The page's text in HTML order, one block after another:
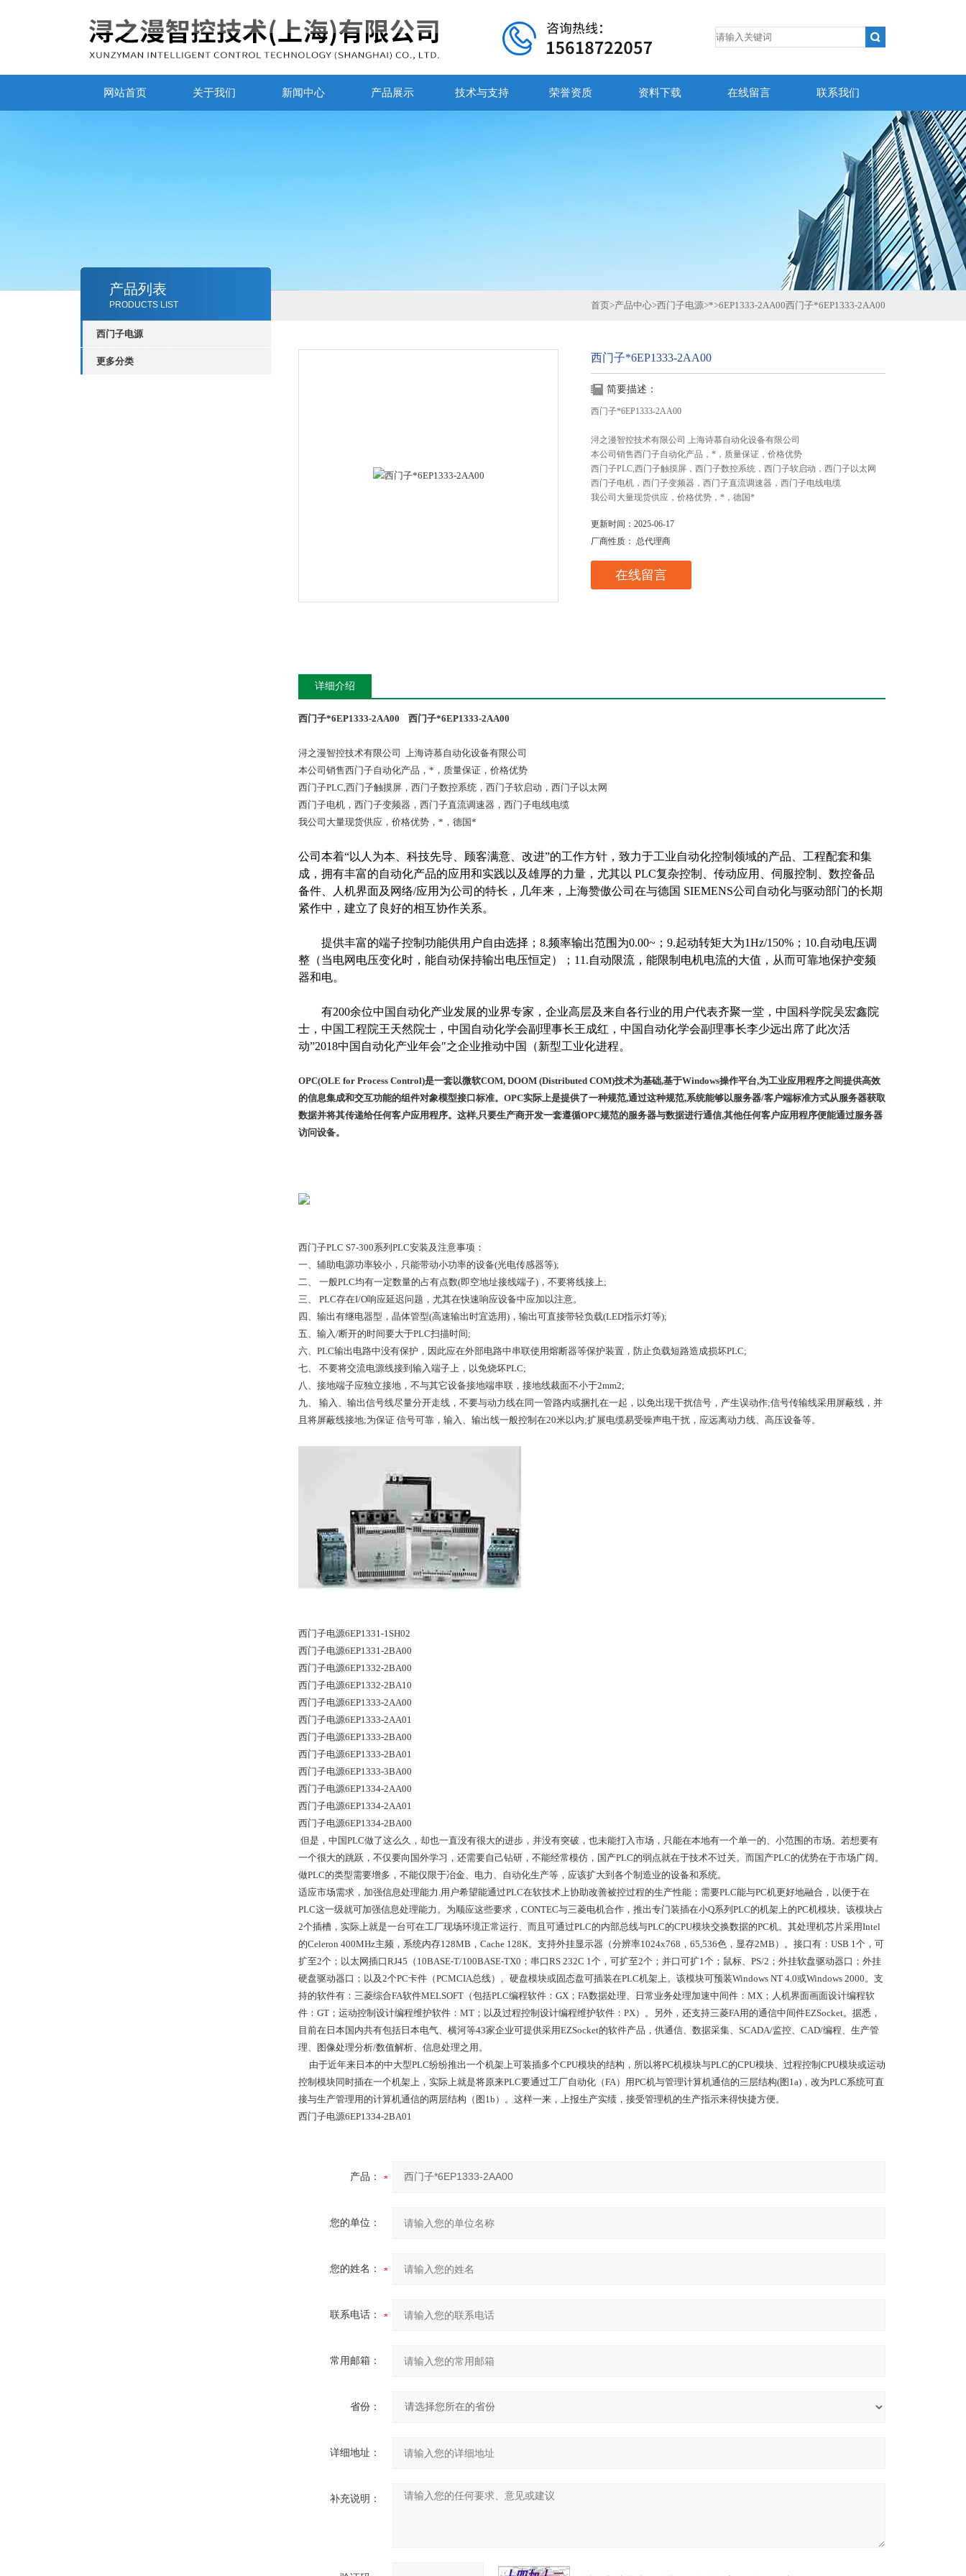
网站首页 关于我们 新闻中心 产品展示 技术与支持 荣誉资质 资料下载 在线留言 联系我们
产品列表
PRODUCTS LIST
西门子电源
更多分类
首页>产品中心>西门子电源>*>6EP1333-2AA00西门子*6EP1333-2AA00
西门子*6EP1333-2AA00
简要描述：
西门子*6EP1333-2AA00
浔之漫智控技术有限公司 上海诗慕自动化设备有限公司
本公司销售西门子自动化产品，*，质量保证，价格优势
西门子PLC,西门子触摸屏，西门子数控系统，西门子软启动，西门子以太网
西门子电机，西门子变频器，西门子直流调速器，西门子电线电缆
我公司大量现货供应，价格优势，*，德国*
更新时间：2025-06-17
厂商性质： 总代理商
在线留言
详细介绍
西门子*6EP1333-2AA00 西门子*6EP1333-2AA00
浔之漫智控技术有限公司 上海诗慕自动化设备有限公司
本公司销售西门子自动化产品，*，质量保证，价格优势
西门子PLC,西门子触摸屏，西门子数控系统，西门子软启动，西门子以太网
西门子电机，西门子变频器，西门子直流调速器，西门子电线电缆
我公司大量现货供应，价格优势，*，德国*
公司本着“以人为本、科技先导、顾客满意、改进”的工作方针，致力于工业自动化控制领域的产品、工程配套和集
成，拥有丰富的自动化产品的应用和实践以及雄厚的力量，尤其以 PLC复杂控制、传动应用、伺服控制、数控备品
备件、人机界面及网络/应用为公司的特长，几年来，上海赞傲公司在与德国 SIEMENS公司自动化与驱动部门的长期
紧作中，建立了良好的相互协作关系。
提供丰富的端子控制功能供用户自由选择；8.频率输出范围为0.00~；9.起动转矩大为1Hz/150%；10.自动电压调
整（当电网电压变化时，能自动保持输出电压恒定）；11.自动限流，能限制电机电流的大值，从而可靠地保护变频
器和电。
有200余位中国自动化产业发展的业界专家，企业高层及来自各行业的用户代表齐聚一堂，中国科学院吴宏鑫院
士，中国工程院王天然院士，中国自动化学会副理事长王成红，中国自动化学会副理事长李少远出席了此次活
动”2018中国自动化产业年会"之企业推动中国（新型工业化进程。
OPC(OLE for Process Control)是一套以微软COM, DOOM (Distributed COM)技术为基础,基于Windows操作平台,为工业应用程序之间提供高效
的信息集成和交互功能的组件对象模型接口标准。OPC实际上是提供了一种规范,通过这种规范,系统能够以服务器/客户端标准方式从服务器获取
数据并将其传递给任何客户应用程序。这样,只要生产商开发一套遵循OPC规范的服务器与数据进行通信,其他任何客户应用程序便能通过服务器
访问设备。
西门子PLC S7-300系列PLC安装及注意事项：
一、辅助电源功率较小，只能带动小功率的设备(光电传感器等);
二、 一般PLC均有一定数量的占有点数(即空地址接线端子)，不要将线接上;
三、 PLC存在I/O响应延迟问题，尤其在快速响应设备中应加以注意。
四、输出有继电器型，晶体管型(高速输出时宜选用)，输出可直接带轻负载(LED指示灯等);
五、输入/断开的时间要大于PLC扫描时间;
六、PLC输出电路中没有保护，因此应在外部电路中串联使用熔断器等保护装置，防止负载短路造成损坏PLC;
七、 不要将交流电源线接到输入端子上，以免烧坏PLC;
八、接地端子应独立接地，不与其它设备接地端串联，接地线裁面不小于2mm2;
九、 输入、输出信号线尽量分开走线，不要与动力线在同一管路内或捆扎在一起，以免出现干扰信号，产生误动作;信号传输线采用屏蔽线，并
且将屏蔽线接地;为保证 信号可靠，输入、输出线一般控制在20米以内;扩展电缆易受噪声电干扰，应远离动力线、高压设备等。
西门子电源6EP1331-1SH02
西门子电源6EP1331-2BA00
西门子电源6EP1332-2BA00
西门子电源6EP1332-2BA10
西门子电源6EP1333-2AA00
西门子电源6EP1333-2AA01
西门子电源6EP1333-2BA00
西门子电源6EP1333-2BA01
西门子电源6EP1333-3BA00
西门子电源6EP1334-2AA00
西门子电源6EP1334-2AA01
西门子电源6EP1334-2BA00
但是，中国PLC做了这么久，却也一直没有很大的进步，并没有突破，也未能打入市场，只能在本地有一个单一的、小范围的市场。若想要有
一个很大的跳跃，不仅要向国外学习，还需要自己钻研，不能经常模仿，国产PLC的弱点就在于技术不过关。而国产PLC的优势在于市场广阔。
做PLC的类型需要增多，不能仅限于冶金、电力、自动化生产等，应该扩大到各个制造业的设备和系统。
适应市场需求，加强信息处理能力.用户希望能通过PLC在软技术上协助改善被控过程的生产性能；需要PLC能与PC机更好地融合，以便于在
PLC这一级就可加强信息处理能力。为顺应这些要求，CONTEC与三菱电机合作，推出专门装插在小Q系列PLC的机架上的PC机模块。该模块占
2个插槽，实际上就是一台可在工厂现场环境正常运行、而且可通过PLC的内部总线与PLC的CPU模块交换数据的PC机。其处理机芯片采用Intel
的Celeron 400MHz主频，系统内存128MB，Cache 128K。支持外挂显示器（分辨率1024x768，65,536色，显存2MB）。接口有：USB 1个，可
扩至2个；以太网插口RJ45（10BASE-T/100BASE-TX0；串口RS 232C 1个，可扩至2个；并口可扩1个；鼠标、PS/2；外挂软盘驱动器口；外挂
硬盘驱动器口；以及2个PC卡件（PCMCIA总线）。硬盘模块或固态盘可插装在PLC机架上。该模块可预装Windows NT 4.0或Windows 2000。支
持的软件有：三菱综合FA软件MELSOFT（包括PLC编程软件：GX；FA数据处理、日常业务处理加速中间件：MX；人机界面画面设计编程软
件：GT；运动控制设计编程维护软件：MT；以及过程控制设计编程维护软件：PX）。另外，还支持三菱FA用的通信中间件EZSocket。据悉，
目前在日本国内共有包括日本电气、横河等43家企业可提供采用EZSocket的软件产品，供通信、数据采集、SCADA/监控、CAD/编程、生产管
理、图像处理分析/数值解析、信息处理之用。
由于近年来日本的中大型PLC纷纷推出一个机架上可装插多个CPU模块的结构，所以将PC机模块与PLC的CPU模块、过程控制CPU模块或运动
控制模块同时插在一个机架上，实际上就是将原来PLC要通过工厂自动化（FA）用PC机与管理计算机通信的三层结构(图1a)，改为PLC系统可直
接与生产管理用的计算机通信的两层结构（图1b）。这样一来，上报生产实绩，接受管理机的生产指示来得快捷方便。
西门子电源6EP1334-2BA01
产品：
您的单位：
您的姓名：
联系电话：
常用邮箱：
省份：
详细地址：
补充说明：